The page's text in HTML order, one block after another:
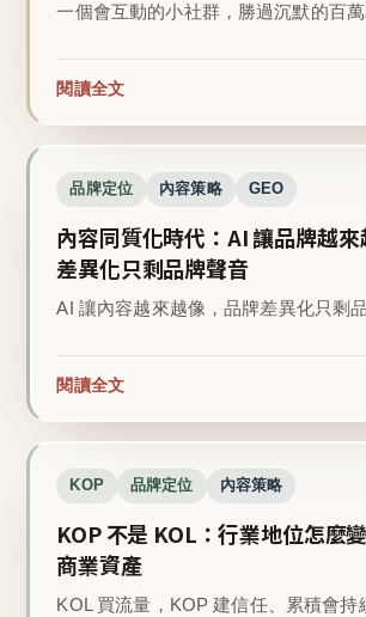
一個會互動的小社群，勝過沉默的百萬
閱讀全文
品牌定位 內容策略 GEO
內容同質化時代：AI 讓品牌越
差異化只剩品牌聲音
AI 讓內容越來越像，品牌差異化只剩品
閱讀全文
KOP 品牌定位 內容策略
KOP 不是 KOL：行業地位怎麼
商業資產
KOL 買流量，KOP 建信任、累積會持